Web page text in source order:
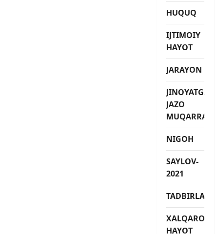
HUQUQ
IJTIMOIY
HAYOT
JARAYON
JINOYATGA
JAZO
MUQARRAR
NIGOH
SAYLOV-
2021
TADBIRLAR
XALQARO
HAYOT